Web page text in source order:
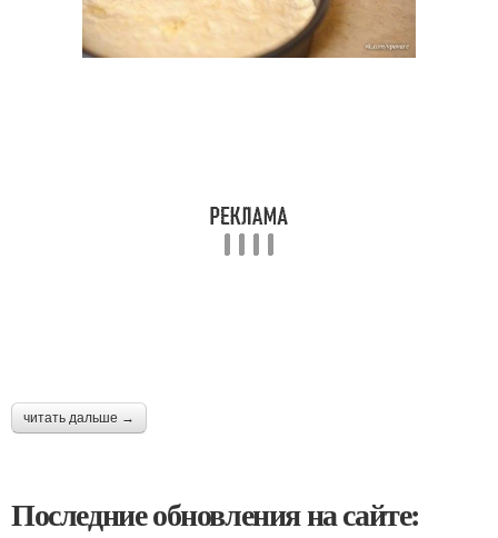
читать дальше →
Последние обновления на сайте: